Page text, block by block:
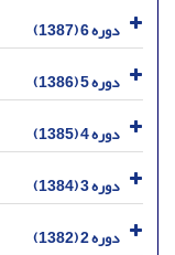
دوره 6 (1387)
دوره 5 (1386)
دوره 4 (1385)
دوره 3 (1384)
دوره 2 (1382)